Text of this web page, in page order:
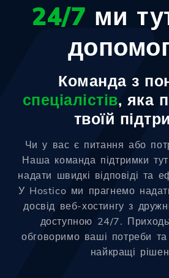
24/7 ми
Команда з
спеціалістів, яка
твоїй
Чи у вас є питання або
Наша команда підтримки
надати швидкі відповіді та
У Hostico ми прагнемо
досвід веб-хостингу з
доступною 24/7.
обговоримо ваші потреби
найкращі